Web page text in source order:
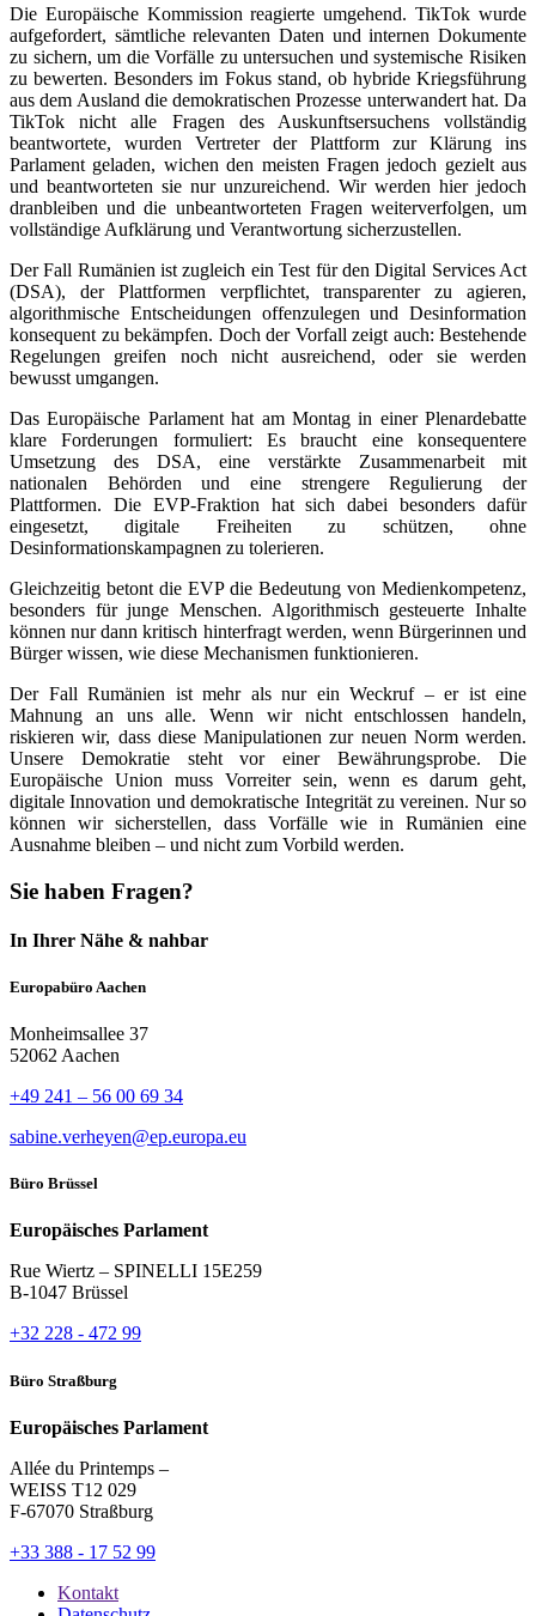
Die Europäische Kommission reagierte umgehend. TikTok wurde
aufgefordert, sämtliche relevanten Daten und internen Dokumente
zu sichern, um die Vorfälle zu untersuchen und systemische Risiken
zu bewerten. Besonders im Fokus stand, ob hybride Kriegsführung
aus dem Ausland die demokratischen Prozesse unterwandert hat. Da
TikTok nicht alle Fragen des Auskunftsersuchens vollständig
beantwortete, wurden Vertreter der Plattform zur Klärung ins
Parlament geladen, wichen den meisten Fragen jedoch gezielt aus
und beantworteten sie nur unzureichend. Wir werden hier jedoch
dranbleiben und die unbeantworteten Fragen weiterverfolgen, um
vollständige Aufklärung und Verantwortung sicherzustellen.
Der Fall Rumänien ist zugleich ein Test für den Digital Services Act
(DSA), der Plattformen verpflichtet, transparenter zu agieren,
algorithmische Entscheidungen offenzulegen und Desinformation
konsequent zu bekämpfen. Doch der Vorfall zeigt auch: Bestehende
Regelungen greifen noch nicht ausreichend, oder sie werden
bewusst umgangen.
Das Europäische Parlament hat am Montag in einer Plenardebatte
klare Forderungen formuliert: Es braucht eine konsequentere
Umsetzung des DSA, eine verstärkte Zusammenarbeit mit
nationalen Behörden und eine strengere Regulierung der
Plattformen. Die EVP-Fraktion hat sich dabei besonders dafür
eingesetzt, digitale Freiheiten zu schützen, ohne
Desinformationskampagnen zu tolerieren.
Gleichzeitig betont die EVP die Bedeutung von Medienkompetenz,
besonders für junge Menschen. Algorithmisch gesteuerte Inhalte
können nur dann kritisch hinterfragt werden, wenn Bürgerinnen und
Bürger wissen, wie diese Mechanismen funktionieren.
Der Fall Rumänien ist mehr als nur ein Weckruf – er ist eine
Mahnung an uns alle. Wenn wir nicht entschlossen handeln,
riskieren wir, dass diese Manipulationen zur neuen Norm werden.
Unsere Demokratie steht vor einer Bewährungsprobe. Die
Europäische Union muss Vorreiter sein, wenn es darum geht,
digitale Innovation und demokratische Integrität zu vereinen. Nur so
können wir sicherstellen, dass Vorfälle wie in Rumänien eine
Ausnahme bleiben – und nicht zum Vorbild werden.
Sie haben Fragen?
In Ihrer Nähe & nahbar
Europabüro Aachen
Monheimsallee 37
52062 Aachen
+49 241 – 56 00 69 34
sabine.verheyen@ep.europa.eu
Büro Brüssel
Europäisches Parlament
Rue Wiertz – SPINELLI 15E259
B-1047 Brüssel
+32 228 - 472 99
Büro Straßburg
Europäisches Parlament
Allée du Printemps –
WEISS T12 029
F-67070 Straßburg
+33 388 - 17 52 99
Kontakt